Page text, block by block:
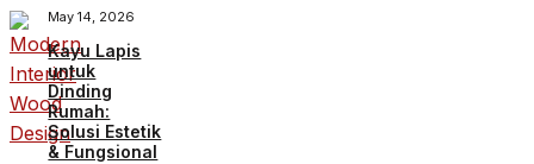
May 14, 2026
Kayu Lapis
untuk
Dinding
Rumah:
Solusi Estetik
& Fungsional